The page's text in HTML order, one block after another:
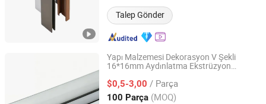
Talep Gönder
Yapı Malzemesi Dekorasyon V Şekli
16*16mm Aydınlatma Ekstrüzyon
Lambası Alüminyum
10mm Şerit Işığı
$0,5-3,00 / Parça
100 Parça (MOQ)
Qingdao Kangjian Aluminum Technology Co., Ltd.
Shandong, China Fiyat 2026